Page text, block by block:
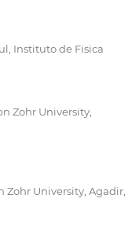
Instituto de Fisica
Zohr University,
Zohr University, Agadir,